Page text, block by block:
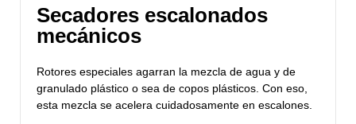
Secadores escalonados
mecánicos
Rotores especiales agarran la mezcla de agua y de
granulado plástico o sea de copos plásticos. Con eso,
esta mezcla se acelera cuidadosamente en escalones.